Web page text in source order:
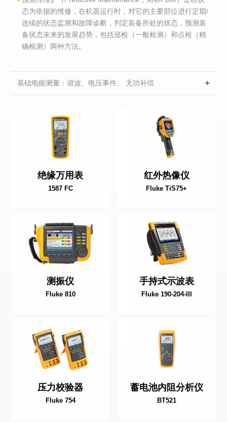
态为依据的维修，在机器运行时，对它的主要部位进行定期/
连续的状态监测和故障诊断，判定装备所处的状态，预测装
备状态未来的发展趋势，包括巡检（一般检测）和点检（精
确检测）两种方法。
基础电能测量：谐波、电压事件、 无功补偿
绝缘万用表
1587 FC
红外热像仪
Fluke TiS75+
测振仪
Fluke 810
手持式示波表
Fluke 190-204-III
压力校验器
Fluke 754
蓄电池内阻分析仪
BT521